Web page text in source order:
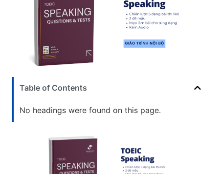
Table of Contents
No headings were found on this page.